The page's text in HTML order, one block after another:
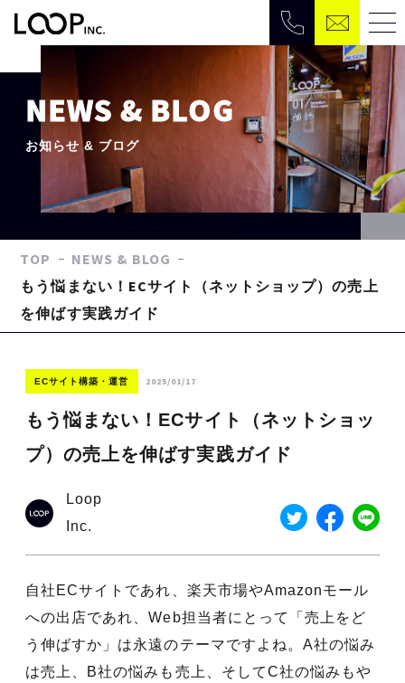
NEWS & BLOG
お知らせ & ブログ
TOP
NEWS & BLOG
もう悩まない！ECサイト（ネットショップ）の売上
を伸ばす実践ガイド
ECサイト構築・運営 2025/01/17
もう悩まない！ECサイト（ネットショッ
プ）の売上を伸ばす実践ガイド
Loop
Inc.
自社ECサイトであれ、楽天市場やAmazonモール
への出店であれ、Web担当者にとって「売上をど
う伸ばすか」は永遠のテーマですよね。A社の悩み
は売上、B社の悩みも売上、そしてC社の悩みもや